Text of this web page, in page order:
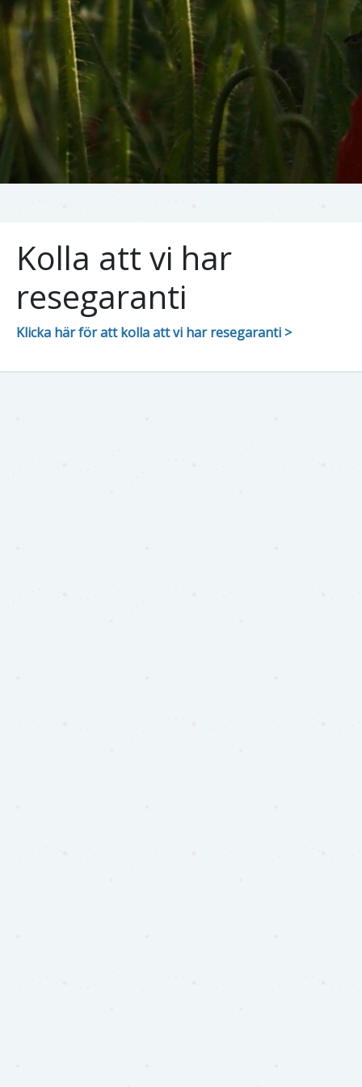
Kolla att vi har
resegaranti
Klicka här för att kolla att vi har resegaranti >